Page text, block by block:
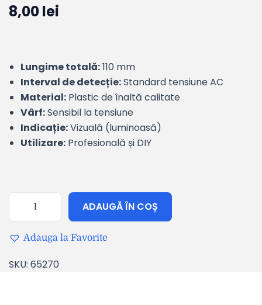
8,00lei
Lungime totală:110 mm
Interval de detecție:Standard tensiune AC
Material: Plastic de înaltă calitate
Vârf:Sensibil la tensiune
Indicație:Vizuală (luminoasă)
Utilizare: Profesională și DIY
ADAUGĂ ÎN COȘ
Adauga la Favorite
SKU: 65270